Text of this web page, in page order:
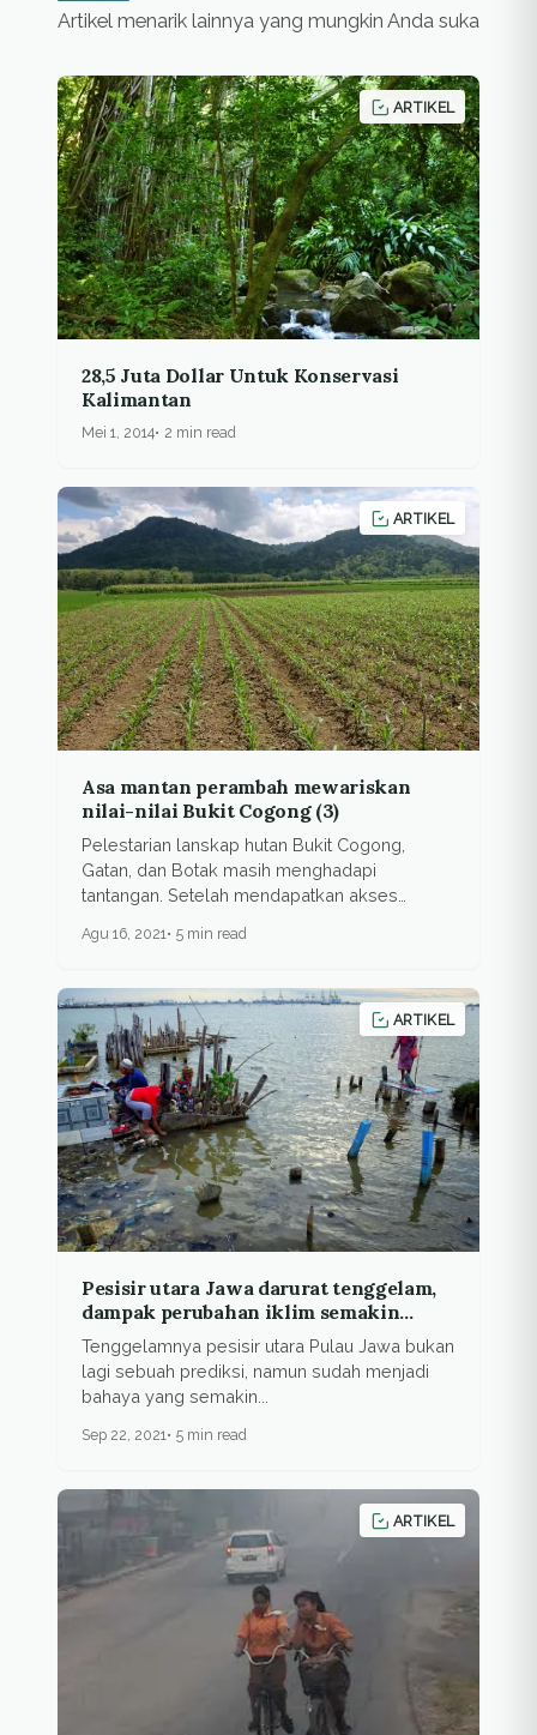
Artikel menarik lainnya yang mungkin Anda suka
ARTIKEL
28,5 Juta Dollar Untuk Konservasi
Kalimantan
Mei 1, 2014 2 min read
ARTIKEL
Asa mantan perambah mewariskan
nilai-nilai Bukit Cogong (3)
Pelestarian lanskap hutan Bukit Cogong,
Gatan, dan Botak masih menghadapi
tantangan. Setelah mendapatkan akses
Agu 16, 2021 5 min read
ARTIKEL
Pesisir utara Jawa darurat tenggelam,
dampak perubahan iklim semakin
nyata
Tenggelamnya pesisir utara Pulau Jawa bukan
lagi sebuah prediksi, namun sudah menjadi
bahaya yang semakin...
Sep 22, 2021 5 min read
ARTIKEL